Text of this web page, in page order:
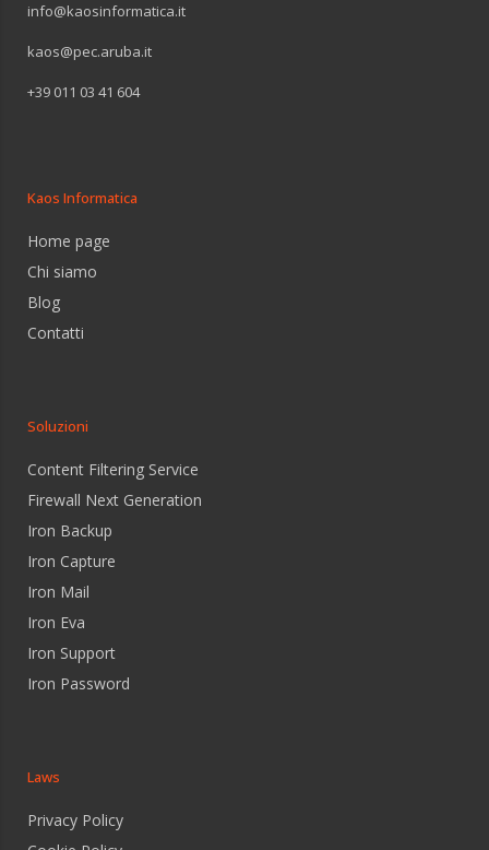
info@kaosinformatica.it
kaos@pec.aruba.it
+39 011 03 41 604
Kaos Informatica
Home page
Chi siamo
Blog
Contatti
Soluzioni
Content Filtering Service
Firewall Next Generation
Iron Backup
Iron Capture
Iron Mail
Iron Eva
Iron Support
Iron Password
Laws
Privacy Policy